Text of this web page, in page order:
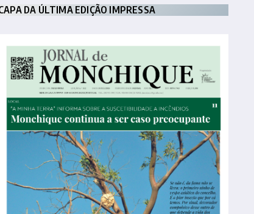
DA ÚLTIMA EDIÇÃO IMPRESSA